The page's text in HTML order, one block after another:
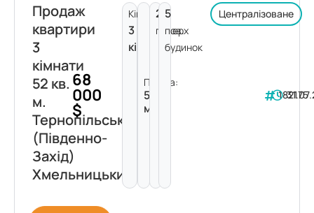
Продаж
квартири
3
кімнати
52 кв.
м.
Тернопільська
(Південно-
Захід)
Хмельницький
68
000
$
Кімнат:
3
кімнати
Площа:
52
м²
2
поверх
5
пов.
будинок
Централізоване
182175